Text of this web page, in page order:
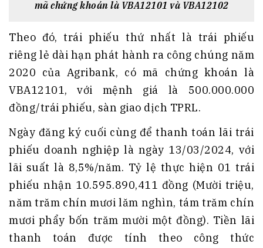
mã chứng khoán là VBA12101 và VBA12102
Theo đó, trái phiếu thứ nhất là trái phiếu
riêng lẻ dài hạn phát hành ra công chúng năm
2020 của Agribank, có mã chứng khoán là
VBA12101, với mệnh giá là 500.000.000
đồng/trái phiếu, sàn giao dịch TPRL.
Ngày đăng ký cuối cùng để thanh toán lãi trái
phiếu doanh nghiệp là ngày 13/03/2024, với
lãi suất là 8,5%/năm. Tỷ lệ thực hiện 01 trái
phiếu nhận 10.595.890,411 đồng (Mười triệu,
năm trăm chín mươi lăm nghìn, tám trăm chín
mươi phẩy bốn trăm mười một đồng). Tiền lãi
thanh toán được tính theo công thức